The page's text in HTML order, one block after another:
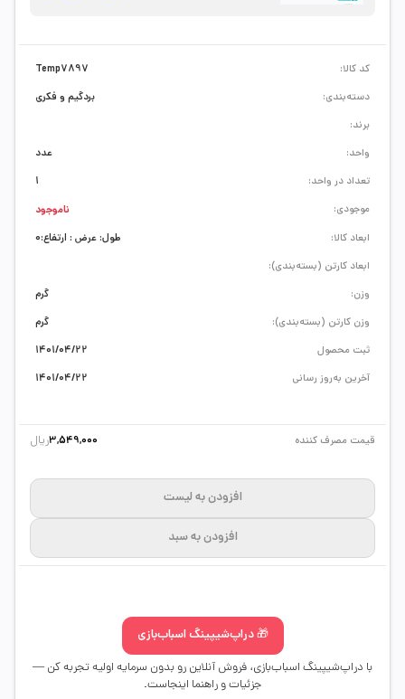
ابعاد کالا:
طول: عرض : ارتفاع:0
ابعاد کارتن (بسته‌بندی):
وزن:
گرم
وزن کارتن (بسته‌بندی):
گرم
ثبت محصول
1401/04/22
آخرین به‌روز رسانی
1401/04/22
کد کالا:
Temp7897
دسته‌بندی:
بردگیم و فکری
برند:
واحد:
عدد
تعداد در واحد:
1
موجودی:
ناموجود
قیمت مصرف کننده 3,549,000ریال
افزودن به لیست
افزودن به سبد
🎁 دراپ‌شیپینگ اسباب‌بازی
با دراپ‌شیپینگ اسباب‌بازی، فروش آنلاین رو بدون سرمایه اولیه تجربه کن —
جزئیات و راهنما اینجاست.